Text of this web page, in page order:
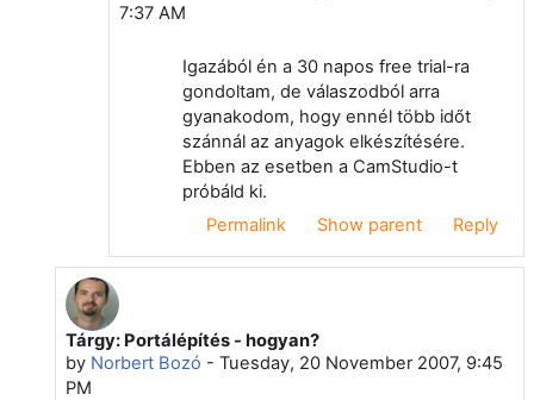
7:37 AM
Igazából én a 30 napos free trial-ra
gondoltam, de válaszodból arra
gyanakodom, hogy ennél több időt
szánnál az anyagok elkészítésére.
Ebben az esetben a CamStudio-t
próbáld ki.
Permalink
Show parent Reply
In reply to Ottó Takács
Tárgy: Portálépítés - hogyan?
by Norbert Bozó - Tuesday, 20 November 2007, 9:45
PM